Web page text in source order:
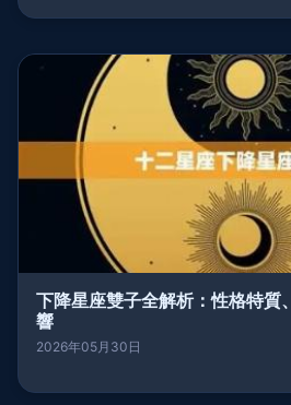
下降星座雙子全解析：性格特質
響
2026年05月30日